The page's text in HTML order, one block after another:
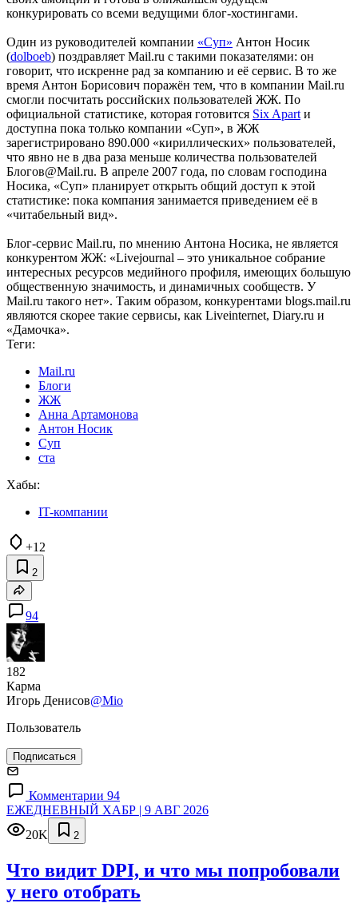
конкурировать со всеми ведущими блог-хостингами.
Один из руководителей компании «Суп» Антон Носик
(dolboeb) поздравляет Mail.ru с такими показателями: он
говорит, что искренне рад за компанию и её сервис. В то же
время Антон Борисович поражён тем, что в компании Mail.ru
смогли посчитать российских пользователей ЖЖ. По
официальной статистике, которая готовится Six Apart и
доступна пока только компании «Суп», в ЖЖ
зарегистрировано 890.000 «кириллических» пользователей,
что явно не в два раза меньше количества пользователей
Блогов@Mail.ru. В апреле 2007 года, по словам господина
Носика, «Суп» планирует открыть общий доступ к этой
статистике: пока компания занимается приведением её в
«читабельный вид».
Блог-сервис Mail.ru, по мнению Антона Носика, не является
конкурентом ЖЖ: «Livejournal – это уникальное собрание
интересных ресурсов медийного профиля, имеющих большую
общественную значимость, и динамичных сообществ. У
Mail.ru такого нет». Таким образом, конкурентами blogs.mail.ru
являются скорее такие сервисы, как Liveinternet, Diary.ru и
«Дамочка».
Теги:
Mail.ru
Блоги
ЖЖ
Анна Артамонова
Антон Носик
Суп
ста
Хабы:
IT-компании
+12
2
94
182
Карма
Игорь Денисов@Mio
Пользователь
Подписаться
Комментарии 94
ЕЖЕДНЕВНЫЙ ХАБР | 9 АВГ 2026
20K
2
Что видит DPI, и что мы попробовали
у него отобрать